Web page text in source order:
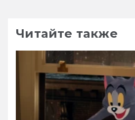
Читайте также